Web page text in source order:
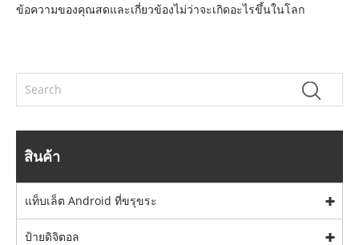
ข้อความของคุณสดและเกี่ยวข้องไม่ว่าจะเกิดอะไรขึ้นในโลก
สินค้า
แท็บเล็ต Android ที่ขรุขระ
ป้ายดิจิตอล